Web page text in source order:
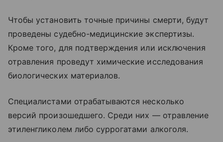
Чтобы установить точные причины смерти, будут
проведены судебно-медицинские экспертизы.
Кроме того, для подтверждения или исключения
отравления проведут химические исследования
биологических материалов.
Специалистами отрабатываются несколько
версий произошедшего. Среди них — отравление
этиленгликолем либо суррогатами алкоголя.